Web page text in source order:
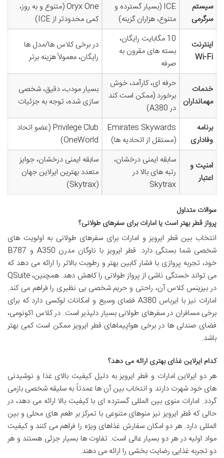
سیستم
سرگرمی
ICE (بسیار گسترده و
متنوع، هزاران گزینه)
Oryx One (متنوع و به روز،
کمی محدودتر از ICE)
اینترنت
Wi-Fi
10 مگابایت رایگان،
بسته های مقرون به
صرفه
در برخی کلاس ها/مدل ها
رایگان، معمولاً هزینه برتر
خدمات
مهمانداران
حرفه ای، کارآمد، خوش
برخورد (ممکن است کند
در A380)
بسیار مودب، دقیق، شخصی
سازی شده، توجه به جزئیات
برنامه
وفاداری
Emirates Skywards
(مستقل از اتحادیه ها)
Privilege Club (عضو اتحاد
OneWorld)
امنیت و
اعتبار
سابقه ایمنی درخشان،
رتبه های بالا در
Skytrax
سابقه ایمنی درخشان، جوایز
متعدد بهترین ایرلاین جهان
(Skytrax)
سوالات متداول
پرواز قطر بهتر است یا امارات برای سفرهای طولانی؟
انتخاب بین قطر ایرویز و امارات برای سفرهای طولانی به اولویت های
شخصی شما بستگی دارد. قطر ایرویز با ناوگان مدرن A350 و B787
خود، تجربه پروازی با فشار کابین بهتر و رطوبت بالاتر را ارائه می دهد که
می تواند خستگی ناشی از پرواز طولانی را کاهش دهد. همچنین، QSuite
در بیزینس کلاس آن، راحتی و حریم شخصی بی نظیری را فراهم می کند.
امارات نیز با ایرباس A380 فضای وسیع و امکانات لوکسی دارد که برای
برخی مسافران در سفرهای طولانی بسیار دلپذیر است. در کلاس اکونومی،
فضای صندلی ها در برخی هواپیماهای قطر ایرویز ممکن است کمی بهتر
باشد.
کدام ایرلاین غذای بهتری ارائه می دهد؟
هر دو ایرلاین امارات و قطر ایرویز به دلیل کیفیت بالای غذا و نوشیدنی
های خود شهرت دارند و انتخاب بین آن ها عمدتاً به سلیقه شخصی بازمی
گردد. امارات منوی بین المللی گسترده ای با کیفیت بالا ارائه می دهد، در
حالی که قطر ایرویز نیز منوهای متنوعی با تمرکز بر طعم های محلی و بین
المللی دارد. هر دو امکان سفارش غذاهای ویژه را فراهم می کنند و کیفیت
مواد اولیه در هر دو بسیار عالی است. تفاوت ها بسیار جزئی هستند و هر
دو تجربه غذایی رضایت بخشی را ارائه می دهند.